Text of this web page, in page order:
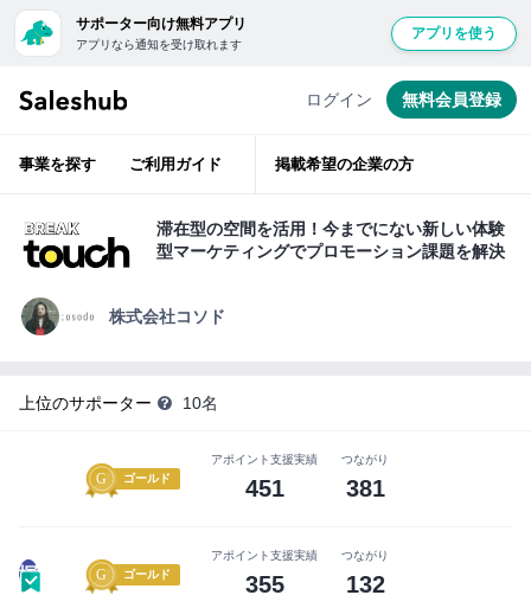
サポーター向け無料アプリ
アプリなら通知を受け取れます
アプリを使う
ログイン 無料会員登録
事業を探す ご利用ガイド 掲載希望の企業の方
滞在型の空間を活用！今までにない新しい体験
型マーケティングでプロモーション課題を解決
株式会社コソド
上位のサポーター 10名
ゴールド
アポイント支援実績
451
つながり
381
塚 ゴールド
アポイント支援実績
355
つながり
132
経
豊
富
テ
ラ
が
ベ
ン
チ
ー
支
援
サ
無
料
し
て
ロ
グ